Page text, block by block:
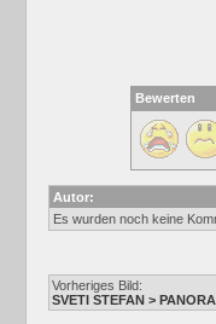
Bewerten
Autor:
Es wurden noch keine
Vorheriges Bild:
SVETI STEFAN >